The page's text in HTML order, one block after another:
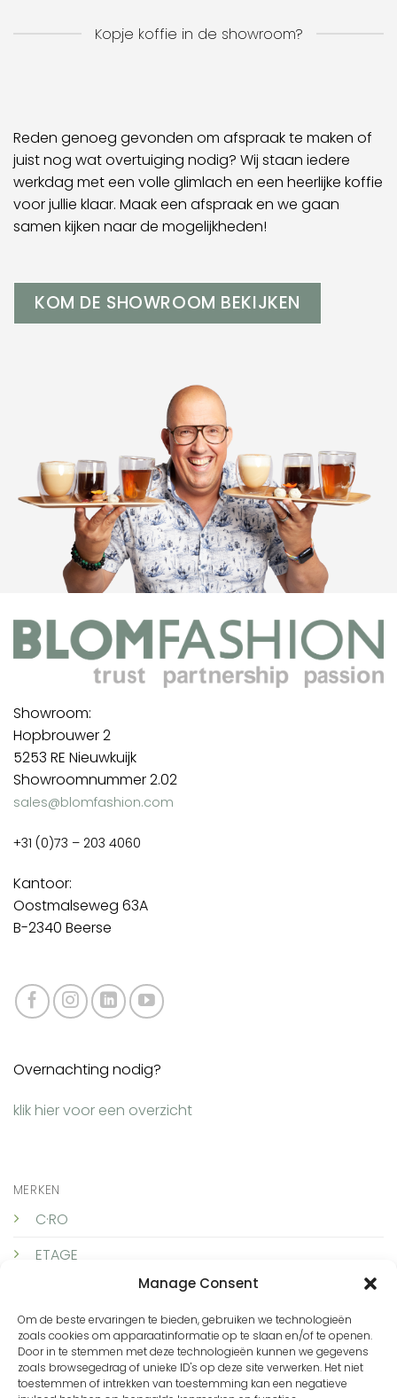
Manage Consent
Om de beste ervaringen te bieden, gebruiken we technologieën
zoals cookies om apparaatinformatie op te slaan en/of te openen.
Door in te stemmen met deze technologieën kunnen we gegevens
zoals browsegedrag of unieke ID's op deze site verwerken. Het niet
toestemmen of intrekken van toestemming kan een negatieve
Kopje koffie in de showroom?
Reden genoeg gevonden om afspraak te maken of
juist nog wat overtuiging nodig? Wij staan iedere
werkdag met een volle glimlach en een heerlijke koffie
voor jullie klaar. Maak een afspraak en we gaan
samen kijken naar de mogelijkheden!
KOM DE SHOWROOM BEKIJKEN
Showroom:
Hopbrouwer 2
5253 RE Nieuwkuijk
Showroomnummer 2.02
sales@blomfashion.com
+31 (0)73 – 203 4060
Kantoor:
Oostmalseweg 63A
B-2340 Beerse
MERKEN
C·RO
ETAGE
ICNK Amsterdam
LUNDGAARD
SKOVHUUS
Overnachting nodig?
klik hier voor een overzicht